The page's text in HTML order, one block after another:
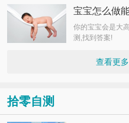
戗！想知道自己
宝宝怎么做
你的宝宝会是大
测,找到答案!
查看更
拾零自测